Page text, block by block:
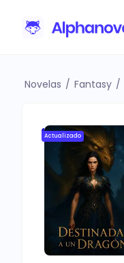
Novelas / Fantasy /
Actualizado